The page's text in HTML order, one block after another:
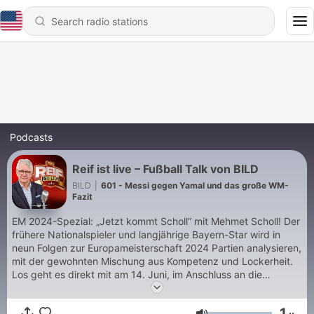
Podcasts
Reif ist live – Fußball Talk von BILD
BILD
601 - Messi gegen Yamal und das große WM-
Fazit
EM 2024-Spezial: „Jetzt kommt Scholl“ mit Mehmet Scholl! Der
frühere Nationalspieler und langjährige Bayern-Star wird in
neun Folgen zur Europameisterschaft 2024 Partien analysieren,
mit der gewohnten Mischung aus Kompetenz und Lockerheit.
Los geht es direkt mit am 14. Juni, im Anschluss an die
Auftaktpartie der DFB-Elf gegen Schottland. „Jetzt kommt
Scholl“ läuft im wochentäglichen, regelmäßigen Wechsel mit